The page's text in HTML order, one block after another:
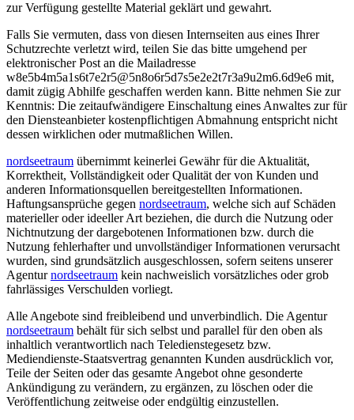
zur Verfügung gestellte Material geklärt und gewahrt.
Falls Sie vermuten, dass von diesen Internseiten aus eines Ihrer
Schutzrechte verletzt wird, teilen Sie das bitte umgehend per
elektronischer Post an die Mailadresse
w8e5b4m5a1s6t7e2r5@5n8o6r5d7s5e2e2t7r3a9u2m6.6d9e6 mit,
damit zügig Abhilfe geschaffen werden kann. Bitte nehmen Sie zur
Kenntnis: Die zeitaufwändigere Einschaltung eines Anwaltes zur für
den Diensteanbieter kostenpflichtigen Abmahnung entspricht nicht
dessen wirklichen oder mutmaßlichen Willen.
nordseetraum übernimmt keinerlei Gewähr für die Aktualität,
Korrektheit, Vollständigkeit oder Qualität der von Kunden und
anderen Informationsquellen bereitgestellten Informationen.
Haftungsansprüche gegen nordseetraum, welche sich auf Schäden
materieller oder ideeller Art beziehen, die durch die Nutzung oder
Nichtnutzung der dargebotenen Informationen bzw. durch die
Nutzung fehlerhafter und unvollständiger Informationen verursacht
wurden, sind grundsätzlich ausgeschlossen, sofern seitens unserer
Agenturnordseetraum kein nachweislich vorsätzliches oder grob
fahrlässiges Verschulden vorliegt.
Alle Angebote sind freibleibend und unverbindlich. Die Agentur
nordseetraum behält für sich selbst und parallel für den oben als
inhaltlich verantwortlich nach Teledienstegesetz bzw.
Mediendienste-Staatsvertrag genannten Kunden ausdrücklich vor,
Teile der Seiten oder das gesamte Angebot ohne gesonderte
Ankündigung zu verändern, zu ergänzen, zu löschen oder die
Veröffentlichung zeitweise oder endgültig einzustellen.